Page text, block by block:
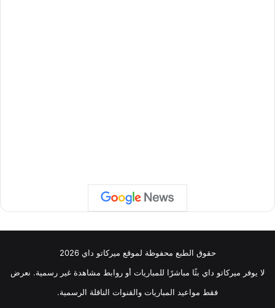
حقوق الطبع محفوظة لموقع ميركاتو داي 2026
لا يوفر ميركاتو داي بثًا مباشرًا للمباريات أو روابط مشاهدة غير رسمية. نعرض
فقط مواعيد المباريات والقنوات الناقلة الرسمية.